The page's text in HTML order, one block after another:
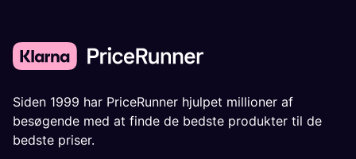
Siden 1999 har PriceRunner hjulpet millioner af
besøgende med at finde de bedste produkter til de
bedste priser.